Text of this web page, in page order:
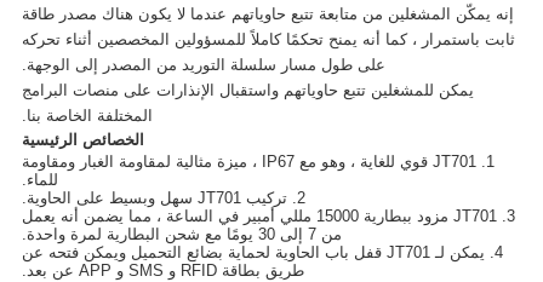
إنه يمكّن المشغلين من متابعة تتبع حاوياتهم عندما لا يكون هناك مصدر طاقة
ثابت باستمرار ، كما أنه يمنح تحكمًا كاملاً للمسؤولين المخصصين أثناء تحركه
على طول مسار سلسلة التوريد من المصدر إلى الوجهة.
يمكن للمشغلين تتبع حاوياتهم واستقبال الإنذارات على منصات البرامج
المختلفة الخاصة بنا.
الخصائص الرئيسية
1. JT701 قوي للغاية ، وهو مع IP67 ، ميزة مثالية لمقاومة الغبار ومقاومة
للماء.
2. تركيب JT701 سهل وبسيط على الحاوية.
3. JT701 مزود ببطارية 15000 مللي أمبير في الساعة ، مما يضمن أنه يعمل
من 7 إلى 30 يومًا مع شحن البطارية لمرة واحدة.
4. يمكن لـ JT701 قفل باب الحاوية لحماية بضائع التحميل ويمكن فتحه عن
طريق بطاقة RFID و SMS و APP عن بعد.